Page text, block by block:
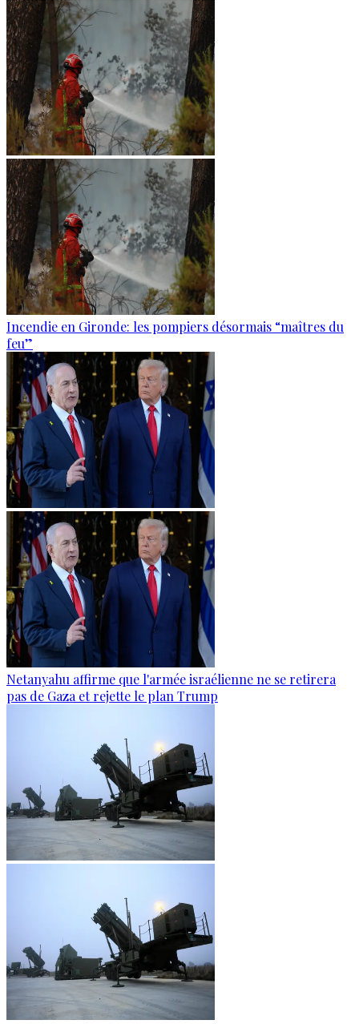
Incendie en Gironde: les pompiers désormais “maîtres du
feu”
Netanyahu affirme que l'armée israélienne ne se retirera
pas de Gaza et rejette le plan Trump